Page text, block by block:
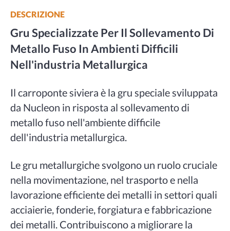
DESCRIZIONE
Gru Specializzate Per Il Sollevamento Di
Metallo Fuso In Ambienti Difficili
Nell'industria Metallurgica
Il carroponte siviera è la gru speciale sviluppata
da Nucleon in risposta al sollevamento di
metallo fuso nell'ambiente difficile
dell'industria metallurgica.
Le gru metallurgiche svolgono un ruolo cruciale
nella movimentazione, nel trasporto e nella
lavorazione efficiente dei metalli in settori quali
acciaierie, fonderie, forgiatura e fabbricazione
dei metalli. Contribuiscono a migliorare la